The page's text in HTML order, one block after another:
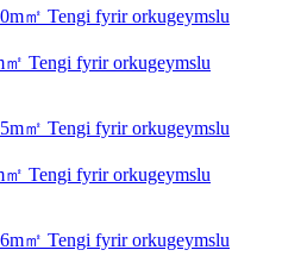
Tengi fyrir orkugeymslu
Tengi fyrir orkugeymslu